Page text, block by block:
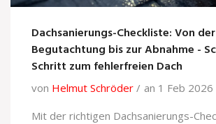
Dachsanierungs-Checkliste: Von der
Begutachtung bis zur Abnahme -
Schritt zum fehlerfreien Dach
von Helmut Schröder
an 1 Feb 2026
Mit der richtigen Dachsanierungs-